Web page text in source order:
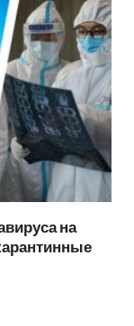
на